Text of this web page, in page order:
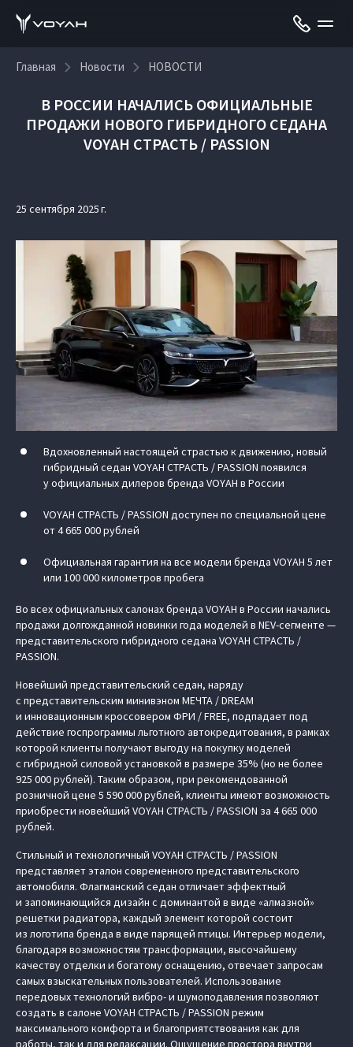
Главная Новости НОВОСТИ
В РОССИИ НАЧАЛИСЬ ОФИЦИАЛЬНЫЕ
ПРОДАЖИ НОВОГО ГИБРИДНОГО СЕДАНА
VOYAH СТРАСТЬ / PASSION
25 сентября 2025 г.
Вдохновленный настоящей страстью к движению, новый
гибридный седан VOYAH СТРАСТЬ / PASSION появился
у официальных дилеров бренда VOYAH в России
VOYAH СТРАСТЬ / PASSION доступен по специальной цене
от 4 665 000 рублей
Официальная гарантия на все модели бренда VOYAH 5 лет
или 100 000 километров пробега
Во всех официальных салонах бренда VOYAH в России начались
продажи долгожданной новинки года моделей в NEV-сегменте —
представительского гибридного седана VOYAH СТРАСТЬ /
PASSION.
Новейший представительский седан, наряду
с представительским минивэном МЕЧТА / DREAM
и инновационным кроссовером ФРИ / FREE, подпадает под
действие госпрограммы льготного автокредитования, в рамках
которой клиенты получают выгоду на покупку моделей
с гибридной силовой установкой в размере 35% (но не более
925 000 рублей). Таким образом, при рекомендованной
розничной цене 5 590 000 рублей, клиенты имеют возможность
приобрести новейший VOYAH СТРАСТЬ / PASSION за 4 665 000
рублей.
Стильный и технологичный VOYAH СТРАСТЬ / PASSION
представляет эталон современного представительского
автомобиля. Флагманский седан отличает эффектный
и запоминающийся дизайн с доминантой в виде «алмазной»
решетки радиатора, каждый элемент которой состоит
из логотипа бренда в виде парящей птицы. Интерьер модели,
благодаря возможностям трансформации, высочайшему
качеству отделки и богатому оснащению, отвечает запросам
самых взыскательных пользователей. Использование
передовых технологий вибро- и шумоподавления позволяют
создать в салоне VOYAH СТРАСТЬ / PASSION режим
максимального комфорта и благоприятствования как для
работы, так и для релаксации. Ощущение простора внутри